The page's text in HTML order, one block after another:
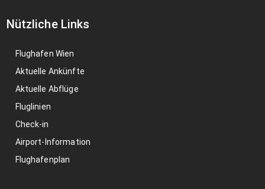
Nützliche Links
Flughafen Wien
Aktuelle Ankünfte
Aktuelle Abflüge
Fluglinien
Check-in
Airport-Information
Flughafenplan